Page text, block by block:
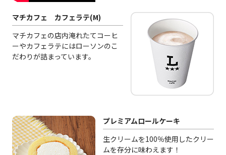
マチカフェ カフェラテ(M)
マチカフェの店内淹れたてコーヒ
ーやカフェラテにはローソンのこ
だわりが詰まっています。
プレミアムロールケーキ
生クリームを100％使用したクリー
ムを存分に味わえます！